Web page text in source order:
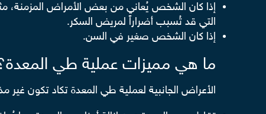
إذا كان الشخص يُعاني من بعض الأمراض
التي قد تُسبب أضراراً لمريض السكر.
إذا كان الشخص صغير في السن.
ما هي مميزات عملية طي
الأعراض الجانبية لعملية طي المعدة تكاد تكون غير